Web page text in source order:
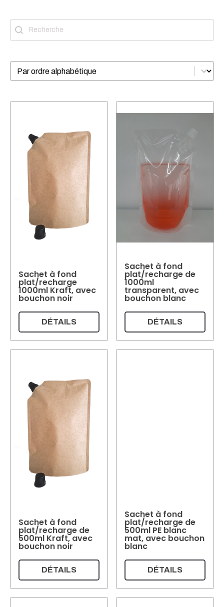
Matériau
HD-PE(5)
PET(1)
Filetage
Quantité de remplissage
500ml - 10000ml
Poids par pièce
Poids par pièce
Couleur
Réinitialiser
Recherche
Rechercher
Trier
Trier le contenu
Sachet à fond
plat/recharge
1000ml Kraft, avec
bouchon noir
DÉTAILS
Sachet à fond
plat/recharge de
1000ml
transparent, avec
bouchon blanc
DÉTAILS
Sachet à fond
plat/recharge de
500ml Kraft, avec
bouchon noir
DÉTAILS
Sachet à fond
plat/recharge de
500ml PE blanc
mat, avec bouchon
blanc
DÉTAILS